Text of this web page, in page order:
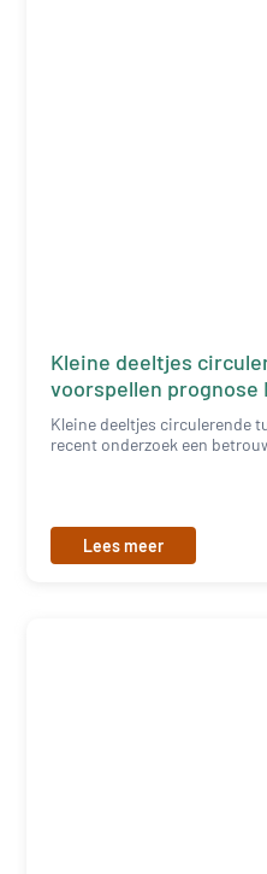
Kleine deeltjes
voorspellen prognose
Kleine deeltjes circulerende
recent onderzoek een
Lees meer